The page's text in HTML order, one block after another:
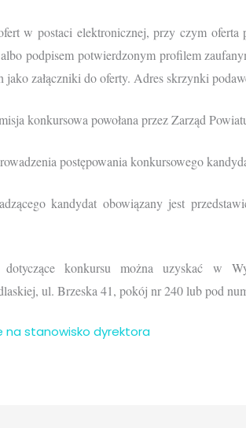
w postaci elektronicznej, przy czym
podpisem potwierdzonym profilem
jako załączniki do oferty. Adres skrzynki
konkursowa powołana przez Zarząd
postępowania konkursowego
kandydat obowiązany jest
dotyczące konkursu można uzyskać w
ul. Brzeska 41, pokój nr 240 lub pod
na stanowisko dyrektora